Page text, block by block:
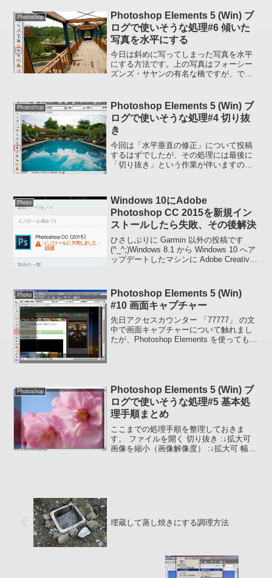
Photoshop
Photoshop Elements 5 (Win) ブ
ログで使いそうな処理#6 傾いた
写真を水平にする
今日は斜めに写ってしまった写真を水平
にする方法です。上の写真はフォーシー
ズンズ・サヤンの有名な橋ですが、でき
手を目一杯上に伸ばしてノーファインダ
ーで（カメラのファインダ...
Photoshop
Photoshop Elements 5 (Win) ブ
ログで使いそうな処理#4 切り抜
き
今回は「水平垂直の修正」について投稿
するはずでしたが、その処理には最後に
「切り抜き」という作業が伴いますの
日の切り抜きが出来ればメリハ...
Photo
Windows 10にAdobe
Photoshop CC 2015を新規イン
ストールしたら失敗、その後解決
ひさしぶりに Garmin 以外の投稿です
(^_^;)Windows 8.1 から Windows 10 へア
ップデートしたマシンに Adobe Creative
Photo
Photoshop Elements 5 (Win)
#10 画面キャプチャー
先日アクセスカウンター 「77777」 の文
中で画面キャプチャーについて触れまし
たが、Photoshop Elements を使ってもキ
Photoshop
Photoshop Elements 5 (Win) ブ
ログで使いそうな処理#5 基本処
理手順まとめ
ここまでの処理手順を整理しておきま
す。 ファイルを開く 切り抜き :↓拡大可
画像を縮小（画像解像度） :↓拡大可 幅も
埋蔵して蒸し焼きにする調理方法